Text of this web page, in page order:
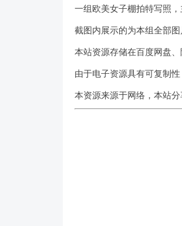
一组欧美女子棚拍特写照，
截图内展示的为本组全部图
本站资源存储在百度网盘、
由于电子资源具有可复制
本资源来源于网络，本站